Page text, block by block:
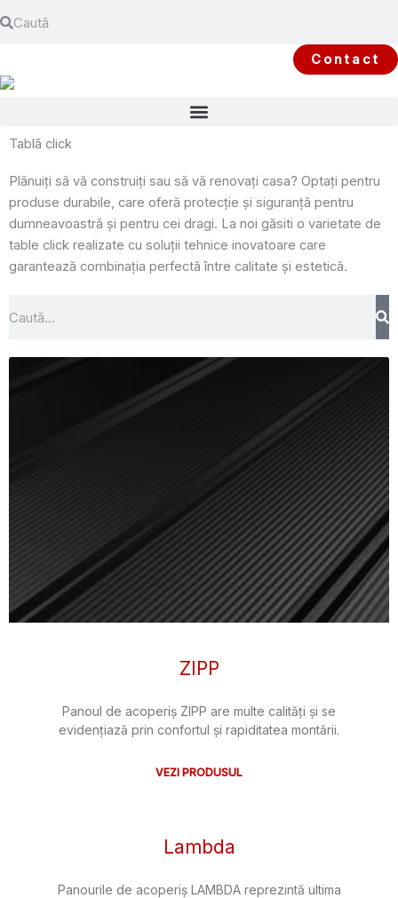
to
Contact
Tablă click
Plănuiți să vă construiți sau să vă renovați casa? Optați pentru
produse durabile, care oferă protecție și siguranță pentru
dumneavoastră și pentru cei dragi. La noi găsiti o varietate de
table click realizate cu soluții tehnice inovatoare care
garantează combinația perfectă între calitate și estetică.
ZIPP
Panoul de acoperiș ZIPP are multe calități și se
evidențiază prin confortul și rapiditatea montării.
VEZI PRODUSUL
Lambda
Panourile de acoperiș LAMBDA reprezintă ultima